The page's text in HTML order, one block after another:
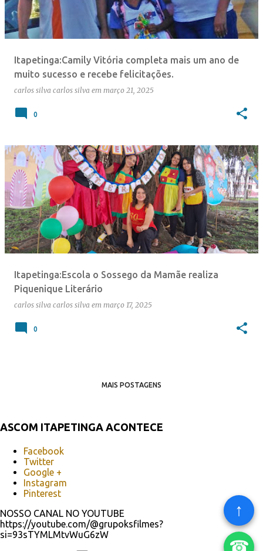
Itapetinga:Camily Vitória completa mais um ano de
muito sucesso e recebe felicitações.
carlos silva carlos silva em março 21, 2025
0
Itapetinga:Escola o Sossego da Mamãe realiza
Piquenique Literário
carlos silva carlos silva em março 17, 2025
0
MAIS POSTAGENS
ASCOM ITAPETINGA ACONTECE
Facebook
Twitter
Google +
Instagram
Pinterest
NOSSO CANAL NO YOUTUBE
https://youtube.com/@grupoksfilmes?
si=93sTYMLMtvWuG6zW
↑
☎